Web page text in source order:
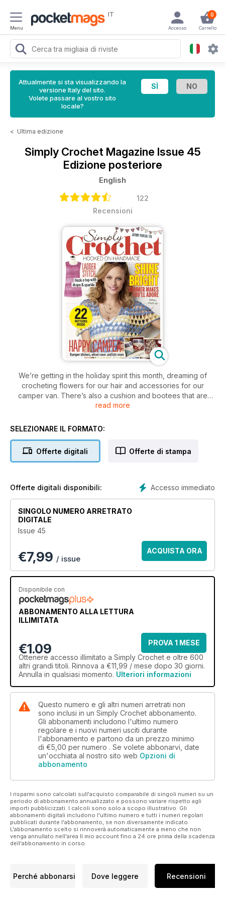
Menu
IT 0
Carrello
Accesso
Attualmente si sta visualizzando la
versione Italy del sito.
Volete passare al vostro sito
locale?
< Ultima edizione
Simply Crochet Magazine Issue 45
Edizione posteriore
English
122
Recensioni
We’re getting in the holiday spirit this month, dreaming of
crocheting flowers for our hair and accessories for our
camper van. There’s also a cushion and bootees that are
good enough to eat, gifts to make your dad’s day and must-
read more
SELEZIONARE IL FORMATO:
Offerte digitali Offerte di stampa
Accesso immediato
Offerte digitali disponibili:
SINGOLO NUMERO ARRETRATO
DIGITALE
Issue 45
€7,99 / issue
ACQUISTA ORA
Disponibile con
ABBONAMENTO ALLA LETTURA
ILLIMITATA
€1.09
PROVA 1 MESE
Ottenere accesso illimitato a Simply Crochet e oltre 600
altri grandi titoli. Rinnova a €11,99 / mese dopo 30 giorni.
Annulla in qualsiasi momento. Ulteriori informazioni
Questo numero e gli altri numeri arretrati non
sono inclusi in un Simply Crochet abbonamento.
Gli abbonamenti includono l'ultimo numero
regolare e i nuovi numeri usciti durante
l'abbonamento e partono da un prezzo minimo
di €5,00 per numero . Se volete abbonarvi, date
un'occhiata al nostro sito web Opzioni di
abbonamento
I risparmi sono calcolati sull'acquisto comparabile di singoli numeri su un
periodo di abbonamento annualizzato e possono variare rispetto agli
importi pubblicizzati. I calcoli sono solo a scopo illustrativo. Gli
abbonamenti digitali includono l'ultimo numero e tutti i numeri regolari
pubblicati durante l'abbonamento, se non diversamente indicato.
L'abbonamento scelto si rinnoverà automaticamente a meno che non
venga annullato nell'area Il mio account fino a 24 ore prima della scadenza
dell'abbonamento in corso.
Perché abbonarsi Dove leggere Recensioni